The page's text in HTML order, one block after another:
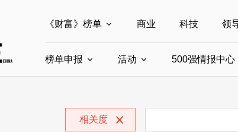
《财富》榜单
全部榜单
中国最具影响力商界女性
商业 科技 领
榜单申报
中国ESG影响力榜申报
活动 500强情报中心
相关度